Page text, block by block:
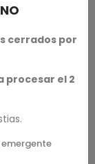
cerrados por
procesar el 2